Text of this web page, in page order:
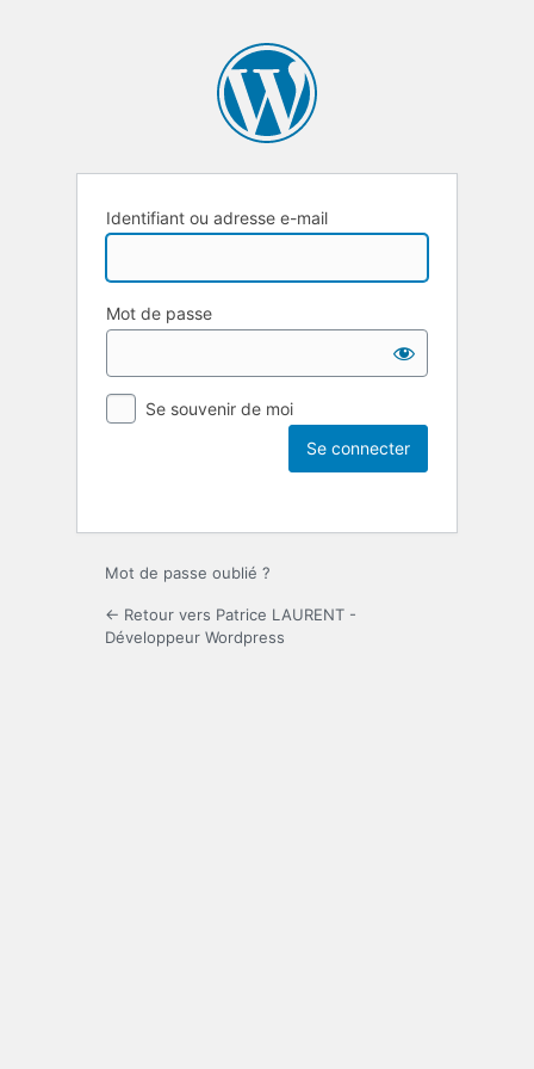
Identifiant ou adresse e-mail
Mot de passe
Se souvenir de moi
Mot de passe oublié ?
← Retour vers Patrice LAURENT -
Développeur Wordpress